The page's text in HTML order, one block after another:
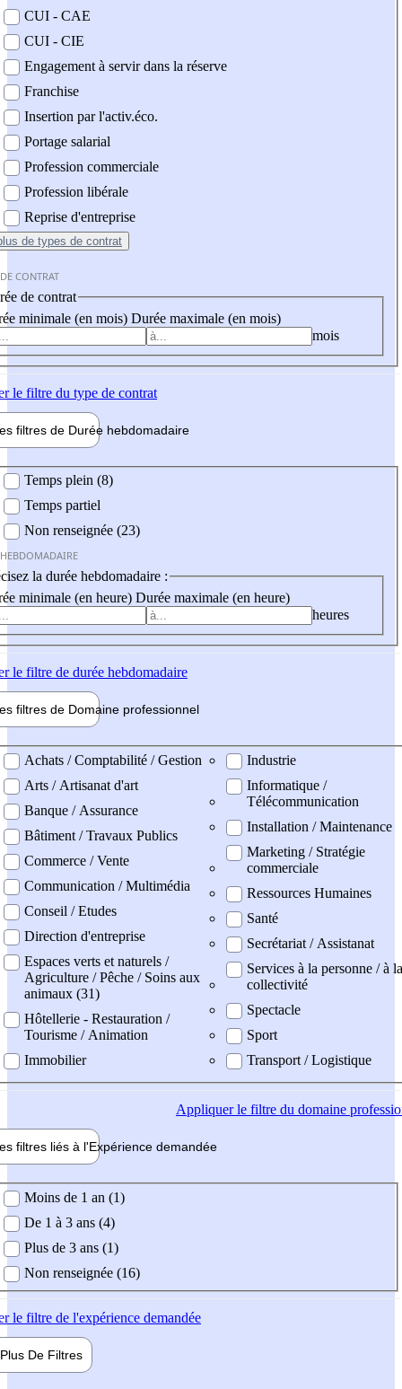
CUI - CAE
CUI - CIE
Engagement à servir dans la réserve
Franchise
Insertion par l'activ.éco.
Portage salarial
Profession commerciale
Profession libérale
Reprise d'entreprise
de types de contrat
CONTRAT
de contrat
minimale (en mois) Durée maximale (en mois)
mois
le filtre du type de contrat
filtres de Durée hebdomadaire
Temps plein (8)
Temps partiel
Non renseignée (23)
la durée hebdomadaire :
minimale (en heure) Durée maximale (en heure)
heures
le filtre de durée hebdomadaire
filtres de Domaine professionnel
professionel
Achats / Comptabilité / Gestion
Arts / Artisanat d'art
Banque / Assurance
Bâtiment / Travaux Publics
Commerce / Vente
Communication / Multimédia
Conseil / Etudes
Direction d'entreprise
Espaces verts et naturels /
Agriculture / Pêche / Soins aux
animaux (31)
Hôtellerie - Restauration /
Tourisme / Animation
Immobilier
Industrie
Informatique /
Télécommunication
Installation / Maintenance
Marketing / Stratégie
commerciale
Ressources Humaines
Santé
Secrétariat / Assistanat
Services à la personne / à la
collectivité
Spectacle
Sport
Transport / Logistique
Appliquerle filtre du domaine
filtres liés à l'Expérience demandée
demandée
Moins de 1 an (1)
De 1 à 3 ans (4)
Plus de 3 ans (1)
Non renseignée (16)
le filtre de l'expérience demandée
Plus De Filtres